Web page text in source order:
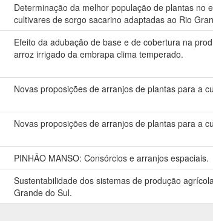
Determinação da melhor população de plantas no
cultivares de sorgo sacarino adaptadas ao Rio
Efeito da adubação de base e de cobertura na
arroz irrigado da embrapa clima temperado.
Novas proposições de arranjos de plantas para a
Novas proposições de arranjos de plantas para a
PINHÃO MANSO: Consórcios e arranjos espaciais.
Sustentabilidade dos sistemas de produção
Grande do Sul.